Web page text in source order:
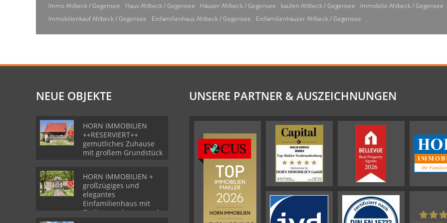
Immo Ahlbeck / Gegensee Haus Ahlbeck / Gegensee Häuser Ahlbeck / Gegensee kaufen Ahlbeck / Gegensee
Immobilie Ahlbeck / Gegensee
Immobilienkauf Ahlbeck / Gegensee
Einfamilienhaus Ahlbeck / Gegensee Einfamilienhäuser Ahlbeck / Gegensee
NEUE OBJEKTE
HORN IMMOBILIEN
++RESERVIERT++
gemütliches Zuhause
mit großem Grundstück
HORN IMMOBILIEN +
großzügiges und
elegantes
Einfamilienhaus mit
Einliegerwohnung und
UNSERE PARTNER & AUSZEICHNUNGEN